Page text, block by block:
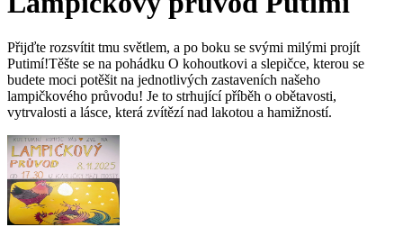
Přijďte rozsvítit tmu světlem, a po boku se svými milými projít
Putimí!Těšte se na pohádku O kohoutkovi a slepičce, kterou se
budete moci potěšit na jednotlivých zastaveních našeho
lampičkového průvodu! Je to strhující příběh o obětavosti,
vytrvalosti a lásce, která zvítězí nad lakotou a hamižností.